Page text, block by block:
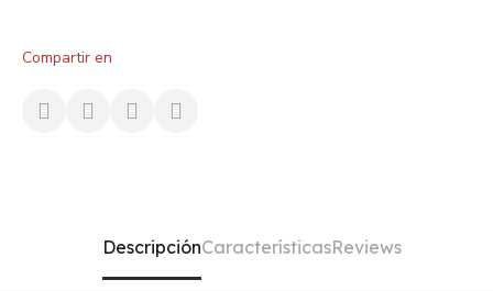
Compartir en
DescripciónCaracterísticasReviews